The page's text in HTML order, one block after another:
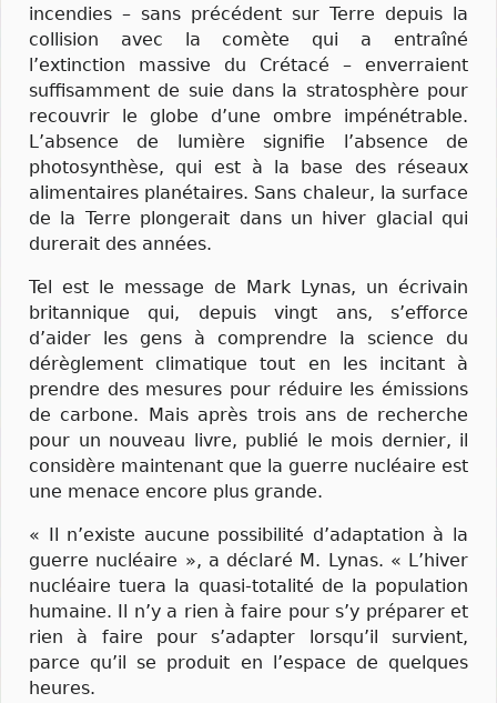
incendies – sans précédent sur Terre depuis la
collision avec la comète qui a entraîné
l’extinction massive du Crétacé – enverraient
suffisamment de suie dans la stratosphère pour
recouvrir le globe d’une ombre impénétrable.
L’absence de lumière signifie l’absence de
photosynthèse, qui est à la base des réseaux
alimentaires planétaires. Sans chaleur, la surface
de la Terre plongerait dans un hiver glacial qui
durerait des années.
Tel est le message de Mark Lynas, un écrivain
britannique qui, depuis vingt ans, s’efforce
d’aider les gens à comprendre la science du
dérèglement climatique tout en les incitant à
prendre des mesures pour réduire les émissions
de carbone. Mais après trois ans de recherche
pour un nouveau livre, publié le mois dernier, il
considère maintenant que la guerre nucléaire est
une menace encore plus grande.
« Il n’existe aucune possibilité d’adaptation à la
guerre nucléaire », a déclaré M. Lynas. « L’hiver
nucléaire tuera la quasi-totalité de la population
humaine. Il n’y a rien à faire pour s’y préparer et
rien à faire pour s’adapter lorsqu’il survient,
parce qu’il se produit en l’espace de quelques
heures.